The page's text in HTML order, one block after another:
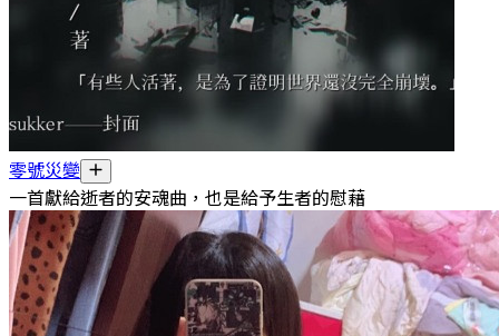
零號災變
一首獻給逝者的安魂曲，也是給予生者的慰藉